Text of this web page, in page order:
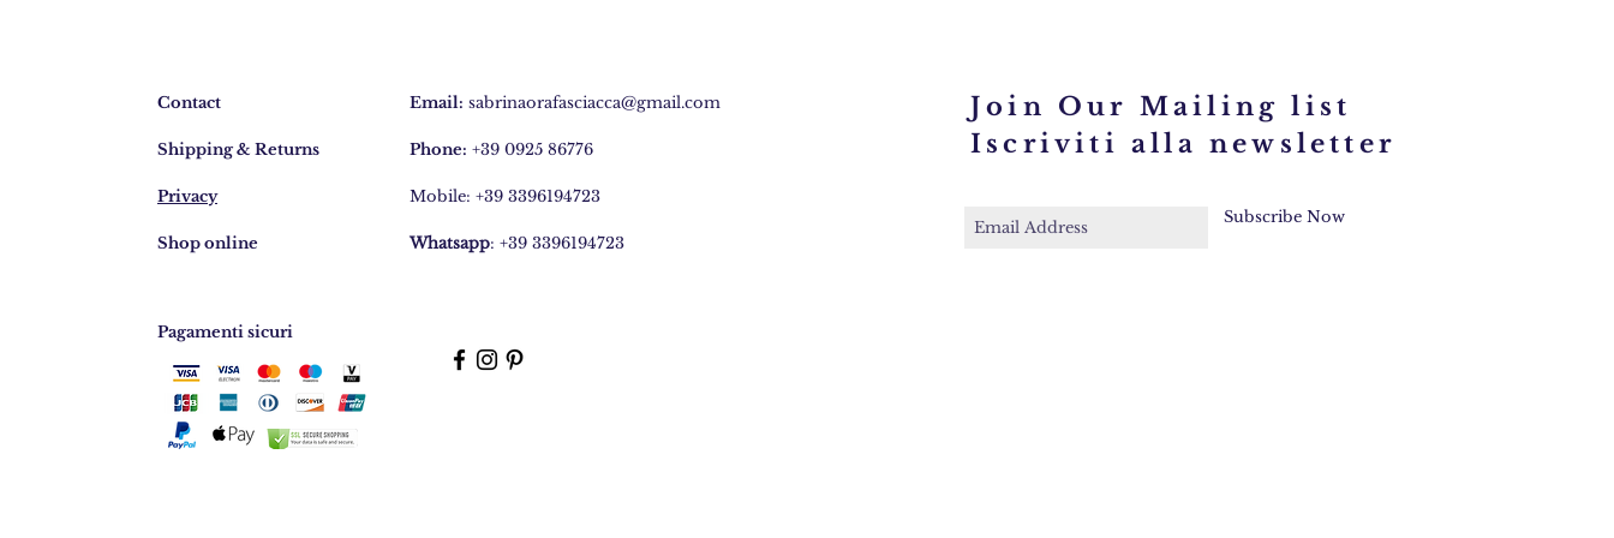
Contact
Shipping & Returns
Privacy
Shop online
Email: sabrinaorafasciacca@gmail.com
Phone: +39 0925 86776
Mobile: +39 3396194723
Whatsapp: +39 3396194723
Pagamenti sicuri
Join Our Mailing list
Iscriviti alla newsletter
Subscribe Now